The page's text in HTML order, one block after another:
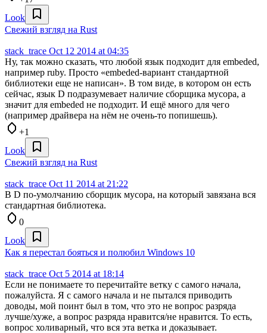
Look
Свежий взгляд на Rust
stack_trace Oct 12 2014 at 04:35
Ну, так можно сказать, что любой язык подходит для embeded,
например ruby. Просто «embeded-вариант стандартной
библиотеки еще не написан». В том виде, в котором он есть
сейчас, язык D подразумевает наличие сборщика мусора, а
значит для embeded не подходит. И ещё много для чего
(например драйвера на нём не очень-то попишешь).
+1
Look
Свежий взгляд на Rust
stack_trace Oct 11 2014 at 21:22
В D по-умолчанию сборщик мусора, на который завязана вся
стандартная библиотека.
0
Look
Как я перестал бояться и полюбил Windows 10
stack_trace Oct 5 2014 at 18:14
Если не понимаете то перечитайте ветку с самого начала,
пожалуйста. Я с самого начала и не пытался приводить
доводы, мой поинт был в том, что это не вопрос разряда
лучше/хуже, а вопрос разряда нравится/не нравится. То есть,
вопрос холиварный, что вся эта ветка и доказывает.